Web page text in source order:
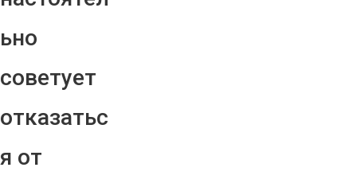
ьно
советует
отказатьс
я от